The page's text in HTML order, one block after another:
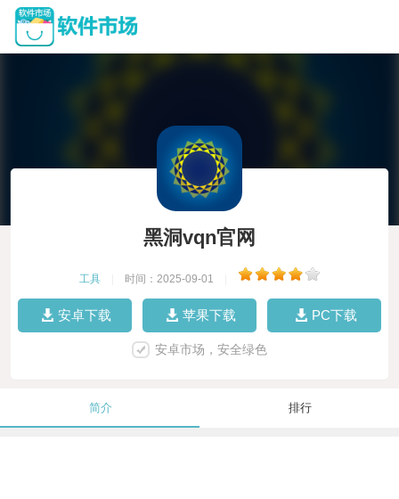
黑洞vqn官网
工具 时间：2025-09-01
安卓下载 苹果下载 PC下载
安卓市场，安全绿色
简介 排行